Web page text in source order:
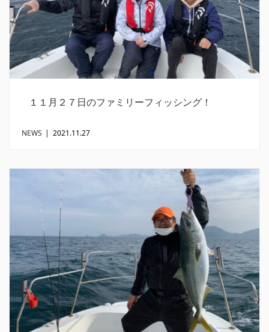
１１月２７日のファミリーフィッシング！
NEWS | 2021.11.27